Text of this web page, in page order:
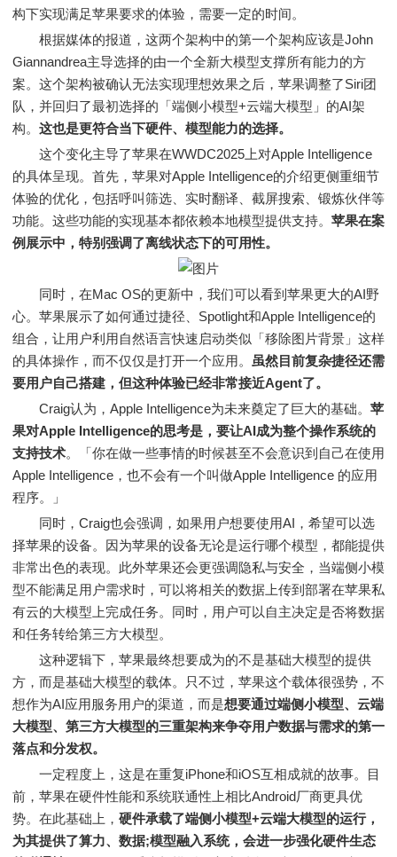
构下实现满足苹果要求的体验，需要一定的时间。
根据媒体的报道，这两个架构中的第一个架构应该是John
Giannandrea主导选择的由一个全新大模型支撑所有能力的方
案。这个架构被确认无法实现理想效果之后，苹果调整了Siri团
队，并回归了最初选择的「端侧小模型+云端大模型」的AI架
构。 这也是更符合当下硬件、模型能力的选择。
这个变化主导了苹果在WWDC2025上对Apple Intelligence
的具体呈现。首先，苹果对Apple Intelligence的介绍更侧重细节
体验的优化，包括呼叫筛选、实时翻译、截屏搜索、锻炼伙伴等
功能。这些功能的实现基本都依赖本地模型提供支持。 苹果在案
例展示中，特别强调了离线状态下的可用性。
同时，在Mac OS的更新中，我们可以看到苹果更大的AI野
心。苹果展示了如何通过捷径、Spotlight和Apple Intelligence的
组合，让用户利用自然语言快速启动类似「移除图片背景」这样
的具体操作，而不仅仅是打开一个应用。 虽然目前复杂捷径还需
要用户自己搭建，但这种体验已经非常接近Agent了。
Craig认为，Apple Intelligence为未来奠定了巨大的基础。 苹
果对Apple Intelligence的思考是，要让AI成为整个操作系统的
支持技术。「你在做一些事情的时候甚至不会意识到自己在使用
Apple Intelligence，也不会有一个叫做Apple Intelligence 的应用
程序。」
同时，Craig也会强调，如果用户想要使用AI，希望可以选
择苹果的设备。因为苹果的设备无论是运行哪个模型，都能提供
非常出色的表现。此外苹果还会更强调隐私与安全，当端侧小模
型不能满足用户需求时，可以将相关的数据上传到部署在苹果私
有云的大模型上完成任务。同时，用户可以自主决定是否将数据
和任务转给第三方大模型。
这种逻辑下，苹果最终想要成为的不是基础大模型的提供
方，而是基础大模型的载体。只不过，苹果这个载体很强势，不
想作为AI应用服务用户的渠道，而是想要通过端侧小模型、云端
大模型、第三方大模型的三重架构来争夺用户数据与需求的第一
落点和分发权。
一定程度上，这是在重复iPhone和iOS互相成就的故事。目
前，苹果在硬件性能和系统联通性上相比Android厂商更具优
势。在此基础上， 硬件承载了端侧小模型+云端大模型的运行，
为其提供了算力、数据;模型融入系统，会进一步强化硬件生态